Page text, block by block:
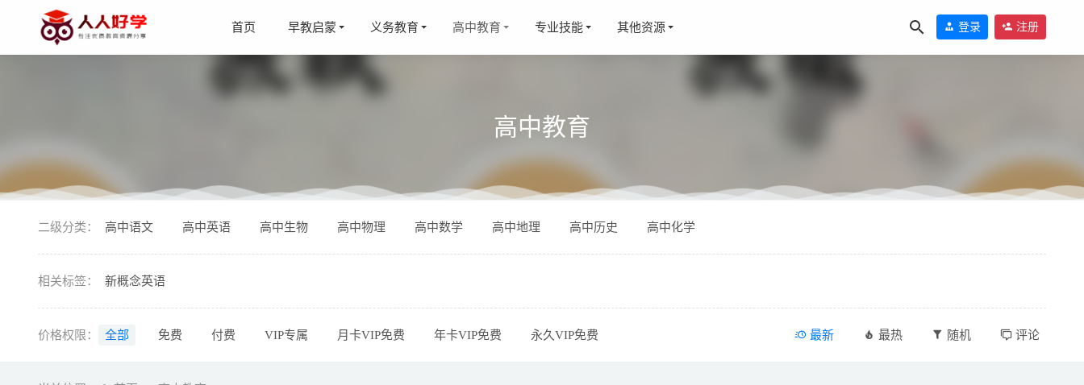
首页 早教启蒙 义务教育 高中教育 专业技能 其他资源 登录 注册
高中教育
二级分类： 高中语文 高中英语 高中生物 高中物理 高中数学 高中地理 高中历史 高中化学
相关标签： 新概念英语
价格权限： 全部 免费 付费 VIP专属 月卡VIP免费 年卡VIP免费 永久VIP免费 最新 最热 随机 评论